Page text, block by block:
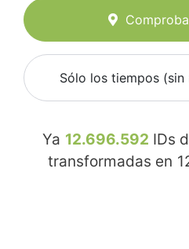
Sólo los tiempos (sin
Ya 12.696.592 IDs
transformadas en